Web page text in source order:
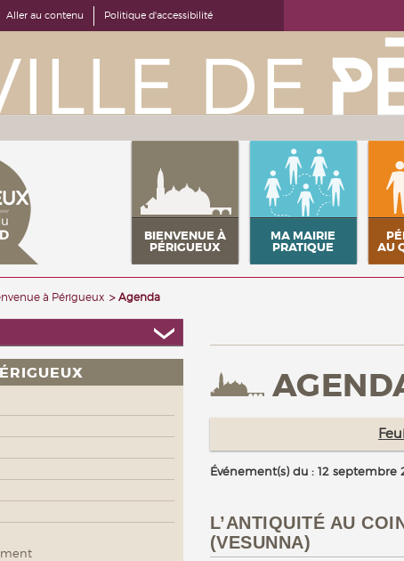
Aller au contenu Politique d'accessibilité
BIENVENUE À
PÉRIGUEUX
MA MAIRIE
PRATIQUE AU
à Périgueux Agenda
Événement(s) du : 12 septembre
L’ANTIQUITÉ AU
(VESUNNA)